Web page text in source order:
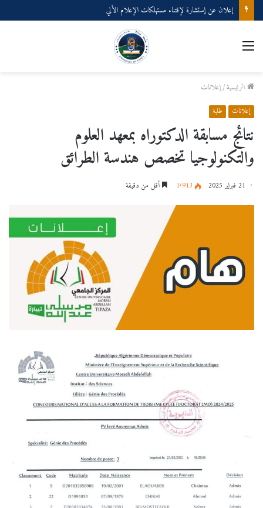
إعلان عن إستشارة لإقتناء مستهلكات الإعلام الألي
القائمة
الرئيسية/إعلانات
إعلانات طلبة
نتائج مسابقة الدكتوراه بمعهد العلوم
والتكنولوجيا تخصص هندسة الطرائق
21 فبراير 2025 1٬913 أقل من دقيقة